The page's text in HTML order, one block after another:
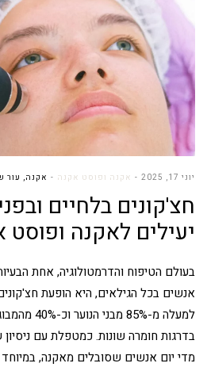
יוני 17, 2025 אקנה ופוסט אקנה אקנה, עור
חצ'קונים בלחיים
יעילים לאקנה ופוסט
בעולם הטיפוח והדרמטולוגיה, אחת
אנשים בכל הגילאים, היא הופעת
למעלה מ-
בדרגות חומרה שונות. כמטפלת עם
מדי יום אנשים שסובלים מאקנה,